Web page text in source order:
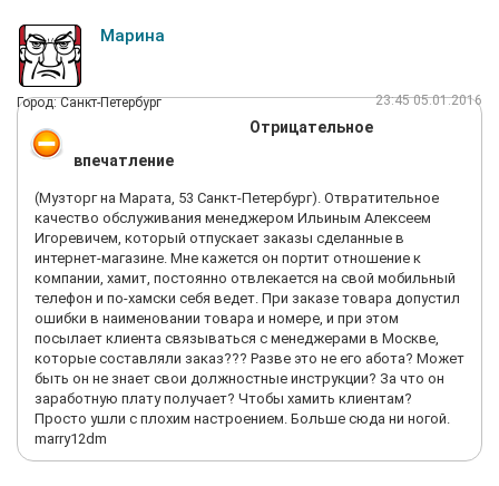
FENDER 10` CALIFORNIA CABLE CANDY APPLE RED 592, 00
FENDER URBAN STRAT/TELE GIG BAG 2 037, 00
ИТОГО: 13 626, 00 руб.
и 12 декабря в 03:57 утра нажал кнопку, заказать
вышеуказанный товар в кредит и с доставкой до дома.
12 декабря где-то в середине дня мне позвонили из магазина
для подтверждения заказа, сказали, что доставка будет
организована после подтверждения банка о заключении
договора на кредит (далее – Договор). А, и вот ещё что, из
всех написанных банков на сайте Музторга, предоставляет
услуги кредитования только банк «Тинькофф» под 70 %
годовых на 10 месяцев!
70 %! Если честно я был шокирован этими цифрами! При том,
что средняя ставка потребительского кредита примерно 25
% =).
Курьер из банка приехал ко мне на работу в понедельник 14
декабря в 13:00, в строго в оговоренное время, без
опозданий.
После подписания всех бумаг сказал, что информация о
подписании Договора направлена в банк и в Музторг.
Я отобедал и с прекрасным настроением вернулся в офис.
Набрал номер телефона Музторга, указанный красным
Марина
Город: Санкт-Петербург 23:45 05.01.2016
Отрицательное
впечатление
(Музторг на Марата, 53 Санкт-Петербург). Отвратительное
качество обслуживания менеджером Ильиным Алексеем
Игоревичем, который отпускает заказы сделанные в
интернет-магазине. Мне кажется он портит отношение к
компании, хамит, постоянно отвлекается на свой мобильный
телефон и по-хамски себя ведет. При заказе товара допустил
ошибки в наименовании товара и номере, и при этом
посылает клиента связываться с менеджерами в Москве,
которые составляли заказ??? Разве это не его абота? Может
быть он не знает свои должностные инструкции? За что он
заработную плату получает? Чтобы хамить клиентам?
Просто ушли с плохим настроением. Больше сюда ни ногой.
marry12dm